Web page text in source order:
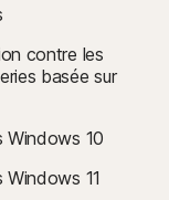
contre les
basée sur
Windows 10
Windows 11